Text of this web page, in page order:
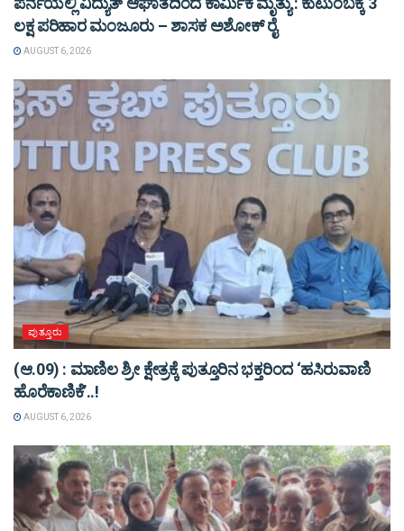
ಲಕ್ಷ ಪರಿಹಾರ ಮಂಜೂರು – ಶಾಸಕ ಅಶೋಕ್ ರೈ
AUGUST 6, 2026
ಪುತ್ತೂರು
(ಆ.09) : ಮಾಣಿಲ ಶ್ರೀ ಕ್ಷೇತ್ರಕ್ಕೆ ಪುತ್ತೂರಿನ ಭಕ್ತರಿಂದ ‘ಹಸಿರುವಾಣಿ
ಹೊರೆಕಾಣಿಕೆ’..!
AUGUST 6, 2026